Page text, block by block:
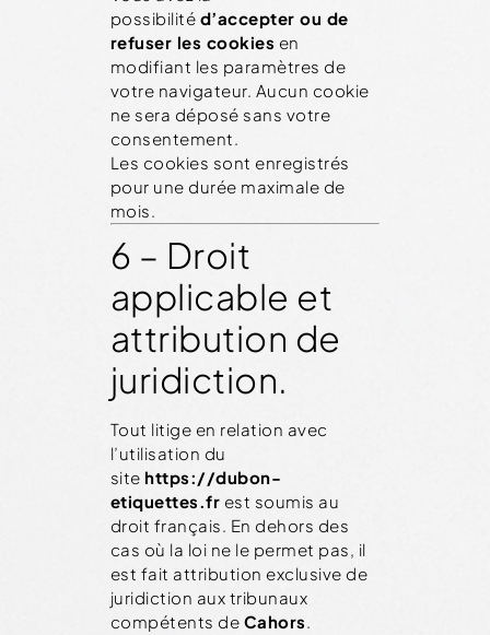
possibilité d’accepter ou de
refuser les cookies en
modifiant les paramètres de
votre navigateur. Aucun cookie
ne sera déposé sans votre
consentement.
Les cookies sont enregistrés
pour une durée maximale de
mois.
6 – Droit
applicable et
attribution de
juridiction.
Tout litige en relation avec
l’utilisation du
site https://dubon-
etiquettes.fr est soumis au
droit français. En dehors des
cas où la loi ne le permet pas, il
est fait attribution exclusive de
juridiction aux tribunaux
compétents de Cahors.